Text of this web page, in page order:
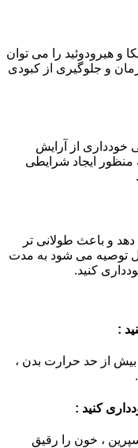
و هیرودوئید را می توان
و جلوگیری از کبودی
خودداری از آرایش
24 ساعت اول به منظور ایجاد شرایطی
و باعث طولانی تر
توصیه می شود به مدت
بیش از حد حرارت بدن ،
، خون را رقیق